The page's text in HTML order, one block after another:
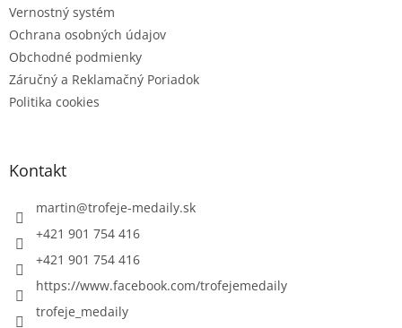
Vernostný systém
Ochrana osobných údajov
Obchodné podmienky
Záručný a Reklamačný Poriadok
Politika cookies
Kontakt
martin@trofeje-medaily.sk
+421 901 754 416
+421 901 754 416
https://www.facebook.com/trofejemedaily
trofeje_medaily